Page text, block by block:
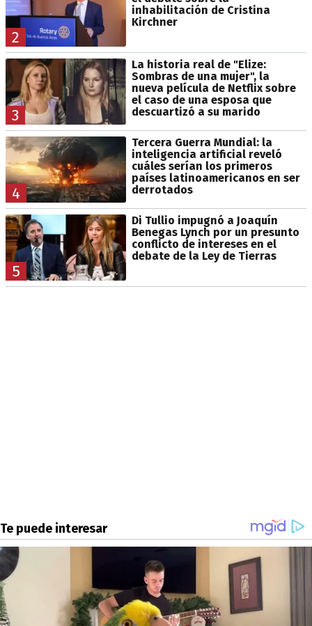
2
inhabilitación de Cristina
Kirchner
3
La historia real de "Elize:
Sombras de una mujer", la
nueva película de Netflix sobre
el caso de una esposa que
descuartizó a su marido
4
Tercera Guerra Mundial: la
inteligencia artificial reveló
cuáles serían los primeros
países latinoamericanos en ser
derrotados
5
Di Tullio impugnó a Joaquín
Benegas Lynch por un presunto
conflicto de intereses en el
debate de la Ley de Tierras